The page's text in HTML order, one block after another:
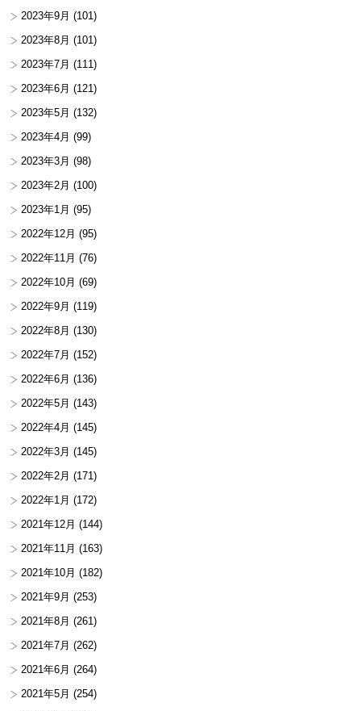
2023年9月 (101)
2023年8月 (101)
2023年7月 (111)
2023年6月 (121)
2023年5月 (132)
2023年4月 (99)
2023年3月 (98)
2023年2月 (100)
2023年1月 (95)
2022年12月 (95)
2022年11月 (76)
2022年10月 (69)
2022年9月 (119)
2022年8月 (130)
2022年7月 (152)
2022年6月 (136)
2022年5月 (143)
2022年4月 (145)
2022年3月 (145)
2022年2月 (171)
2022年1月 (172)
2021年12月 (144)
2021年11月 (163)
2021年10月 (182)
2021年9月 (253)
2021年8月 (261)
2021年7月 (262)
2021年6月 (264)
2021年5月 (254)